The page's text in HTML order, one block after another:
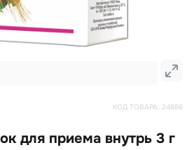
КОД ТОВАРА: 24886
для приема внутрь 3 г